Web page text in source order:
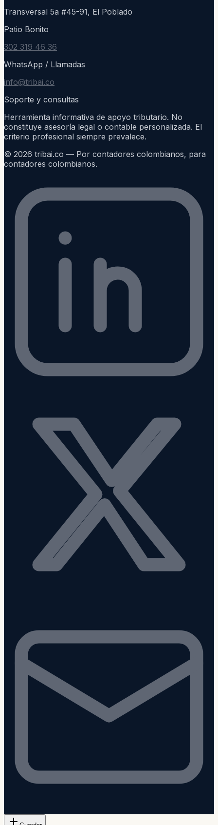
Transversal 5a #45-91, El Poblado
Patio Bonito
302 319 46 36
WhatsApp / Llamadas
info@tribai.co
Soporte y consultas
Herramienta informativa de apoyo tributario. No
constituye asesoría legal o contable personalizada. El
criterio profesional siempre prevalece.
© 2026 tribai.co — Por contadores colombianos, para
contadores colombianos.